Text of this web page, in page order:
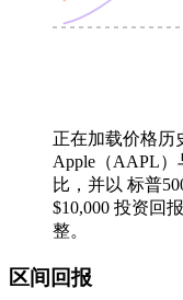
正在加载价格
Apple（AAPL）
比，并以 标普
$10,000 投资回报
整。
区间回报